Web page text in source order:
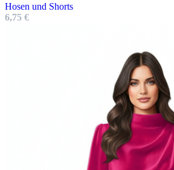
Hosen und Shorts
6,75 €